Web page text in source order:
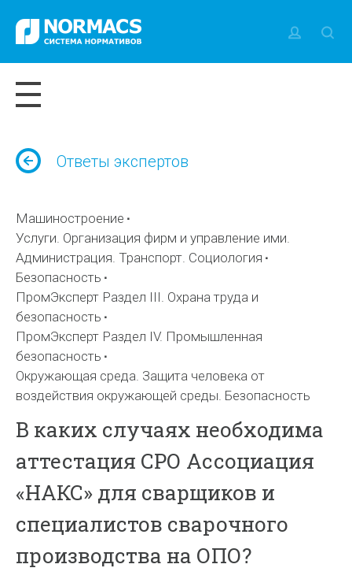
Ответы экспертов
Машиностроение
Услуги. Организация фирм и управление ими.
Администрация. Транспорт. Социология
Безопасность
ПромЭксперт Раздел III. Охрана труда и
безопасность
ПромЭксперт Раздел IV. Промышленная
безопасность
Окружающая среда. Защита человека от
воздействия окружающей среды. Безопасность
В каких случаях необходима
аттестация СРО Ассоциация
«НАКС» для сварщиков и
специалистов сварочного
производства на ОПО?